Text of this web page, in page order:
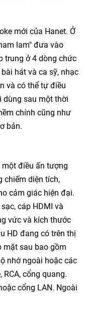
mới của Hanet. Ở
lam" đưa vào
trung ở 4 dòng chức
hát và ca sỹ, nhạc
và có thể tự điều
dùng sau một thời
chính cũng như
bản.
một điều ấn tượng
chiếm diện tích,
cảm giác hiện đại.
cáp HDMI và
vức và kích thước
HD đang có trên thị
mặt sau bao gồm
nhớ ngoài hoặc các
cổng quang.
cổng LAN. Ngoài